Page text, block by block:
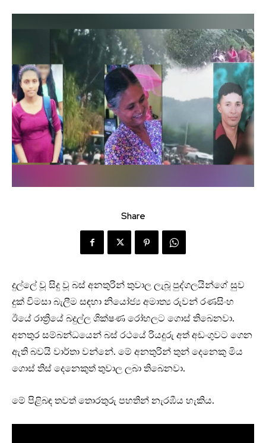
Share
දුල්ලේ වූ සිදු වූ බස් අනතුරින් තුවාල ලැබූ පුද්ගලයින්ගේ සුව
දුක් විමසා බැලීම සඳහා නියෝජ්‍ය අමාත්‍ය රුවන් රණසිංහ
ඊයේ රාත්‍රියේ බදුල්ල ශික්ෂණ රෝහලට ගොස් තිබෙනවා.
අනතුර සම්බන්ධයෙන් බස් රථයේ රියදුරු අත් අඩංගුවට ගෙන
ඇති බවයි වාර්තා වන්නේ. මේ අනතුරින් තුන් දෙනෙකු මිය
ගොස් තිස් දෙනෙකුත් තුවාල ලබා තිබෙනවා.
මේ පිළිබඳ තවත් තොරතුරු පහතින් නැරඹීය හැකිය.